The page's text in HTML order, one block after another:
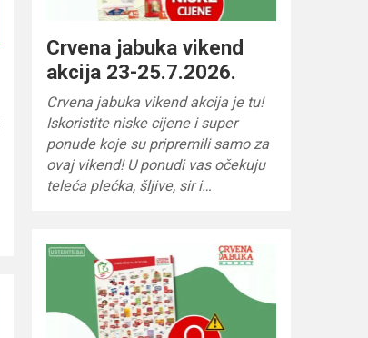
Crvena jabuka vikend
akcija 23-25.7.2026.
Crvena jabuka vikend akcija je tu!
Iskoristite niske cijene i super
ponude koje su pripremili samo za
ovaj vikend! U ponudi vas očekuju
teleća plećka, šljive, sir i…